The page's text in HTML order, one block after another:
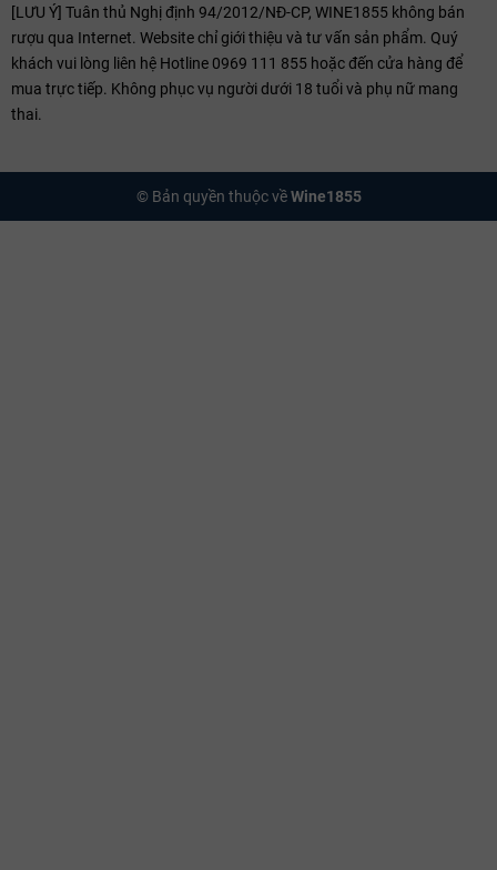
[LƯU Ý] Tuân thủ Nghị định 94/2012/NĐ-CP, WINE1855 không bán
rượu qua Internet. Website chỉ giới thiệu và tư vấn sản phẩm. Quý
khách vui lòng liên hệ Hotline 0969 111 855 hoặc đến cửa hàng để
mua trực tiếp. Không phục vụ người dưới 18 tuổi và phụ nữ mang
thai.
© Bản quyền thuộc vềWine1855